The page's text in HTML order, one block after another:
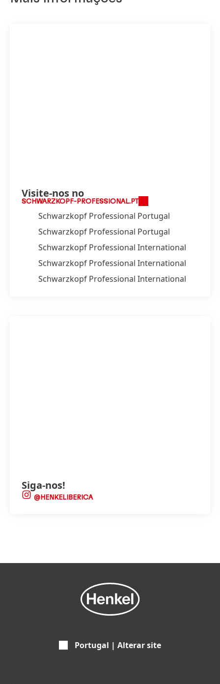
Visite-nos no
SCHWARZKOPF-PROFESSIONAL.PT
Schwarzkopf Professional Portugal
Schwarzkopf Professional Portugal
Schwarzkopf Professional International
Schwarzkopf Professional International
Schwarzkopf Professional International
Siga-nos!
@HENKELIBERICA
Portugal | Alterar site